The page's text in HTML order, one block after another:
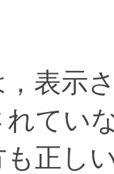
表示
てい
も正し